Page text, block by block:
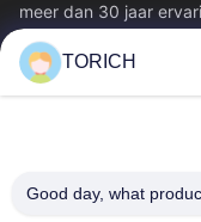
meer dan 30 jaar
verwerking op maat....
Snelle Links
Fabrieksreis
TORICH
Good day, what